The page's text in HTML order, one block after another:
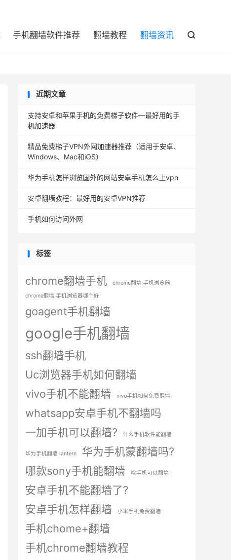
手机翻墙软件推荐 翻墙教程 翻墙资讯 
近期文章
支持安卓和苹果手机的免费梯子软件—最好用的手
机加速器
精品免费梯子VPN外网加速器推荐（适用于安卓、
Windows、Mac和iOS）
华为手机怎样浏览国外的网站安卓手机怎么上vpn
安卓翻墙教程：最好用的安卓VPN推荐
手机如何访问外网
标签
chrome翻墙手机
chrome翻墙 手机浏览器
chrome翻墙 手机浏览器哪个好
goagent手机翻墙
google手机翻墙
ssh翻墙手机
Uc浏览器手机如何翻墙
vivo手机不能翻墙
vivo手机如何免费翻墙
whatsapp安卓手机不翻墙吗
一加手机可以翻墙?
什么手机软件能翻墙
华为手机翻墙 lantern
华为手机蒙翻墙吗?
哪款sony手机能翻墙
啥手机可以翻墙
安卓手机不能翻墙了?
安卓手机怎样翻墙
小米手机免费翻墙
手机chome+翻墙
手机chrome翻墙教程